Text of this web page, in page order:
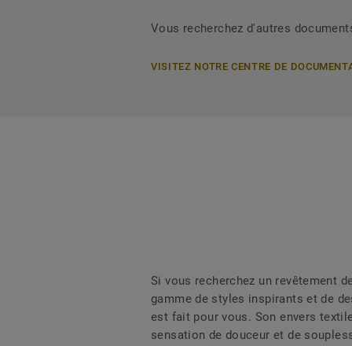
Vous recherchez d'autres
VISITEZ NOTRE CENTRE DE
Si vous recherchez un revêtement
gamme de styles inspirants et de
est fait pour vous. Son envers
sensation de douceur et de